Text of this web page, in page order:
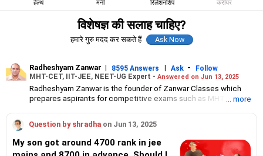
हेल्थ मनी रिलेशनशिप करीयर
विशेषज्ञ की सलाह चाहिए?
हमारे गुरु मदद कर सकते हैं
Radheshyam Zanwar | 8595 Answers | Ask -
Follow
MHT-CET, IIT-JEE, NEET-UG Expert - Answered on Jun 13, 2025
Radheshyam Zanwar is the founder of Zanwar Classes which
prepares aspirants for competitive exams such as MHT-CET, IIT-
Class 10 and Class 12 students as well.
Since the last 25 years, Radheshyam has been teaching
mathematics to Class 11 and Class 12 students and coaching
... more
Question by shradha on Jun 13, 2025
My son got around 4700 rank in jee